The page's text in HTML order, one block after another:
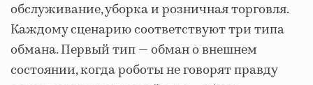
обслуживание, уборка и розничная торговля.
Каждому сценарию соответствуют три типа
обмана. Первый тип — обман о внешнем
состоянии, когда роботы не говорят правду